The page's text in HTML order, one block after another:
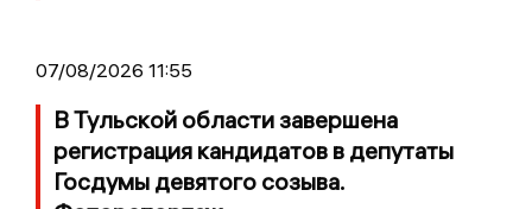
07/08/2026 11:55
В Тульской области завершена
регистрация кандидатов в депутаты
Госдумы девятого созыва.